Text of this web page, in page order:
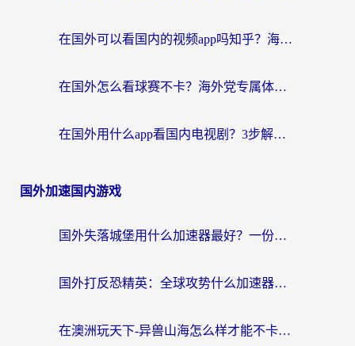
在国外可以看国内的视频app吗知乎？海外党亲测有效的追剧加速方案
在国外怎么看球赛不卡？海外党专属体育直播自由指南
在国外用什么app看国内电视剧？3步解决版权限制+卡顿难题
国外加速国内游戏
国外失落城堡用什么加速器最好？一份来自老玩家的真实指南
国外打反恐精英：全球攻势什么加速器好用？2026海外玩家国服游戏加速终极指南
在澳洲玩天下-异兽山海怎么样才能不卡？一份给南半球玩家的自救指南